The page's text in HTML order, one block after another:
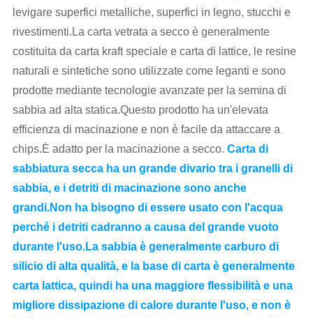
levigare superfici metalliche, superfici in legno, stucchi e
rivestimenti.La carta vetrata a secco è generalmente
costituita da carta kraft speciale e carta di lattice, le resine
naturali e sintetiche sono utilizzate come leganti e sono
prodotte mediante tecnologie avanzate per la semina di
sabbia ad alta statica.Questo prodotto ha un'elevata
efficienza di macinazione e non è facile da attaccare a
chips.È adatto per la macinazione a secco. Carta di
sabbiatura secca ha un grande divario tra i granelli di
sabbia, e i detriti di macinazione sono anche
grandi.Non ha bisogno di essere usato con l'acqua
perché i detriti cadranno a causa del grande vuoto
durante l'uso.La sabbia è generalmente carburo di
silicio di alta qualità, e la base di carta è generalmente
carta lattica, quindi ha una maggiore flessibilità e una
migliore dissipazione di calore durante l'uso, e non è